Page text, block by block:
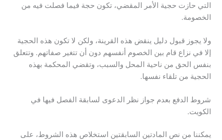
التي حازت حجية الأمر المقضي، تكون حجة فيما فصلت فيه من
الخصومة.
ولا يجوز قبول دليل ينقض هذه القرينة، ولكن لا تكون هذه الحجية
إلا في نزاع قام بين الخصوم أنفسهم دون أن تتغير صفاتهم. وتتعلق
بنفس الحق من ناحية المحل والسبب، وتقضي المحكمة بهذه
الحجية من تلقاء نفسها.
شروط الدفع بعدم جواز نظر الدعوى لسابقة الفصل فيها في
الكويت.
يمكننا من نص المادتين السابقتين استخلاص هذه الشروط، على